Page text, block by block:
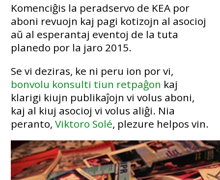
Komenciĝis la peradservo de KEA por
aboni revuojn kaj pagi kotizojn al asocioj
aŭ al esperantaj eventoj de la tuta
planedo por la jaro 2015.
Se vi deziras, ke ni peru ion por vi,
bonvolu konsulti tiun retpaĝon kaj
klarigi kiujn publikaĵojn vi volus aboni,
kaj al kiuj asocioj vi volus aliĝi. Nia
peranto,Viktoro Solé, plezure helpos vin.